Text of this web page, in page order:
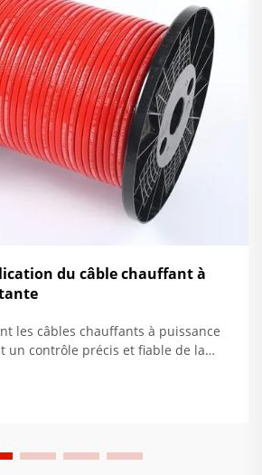
du câble chauffant à
les câbles chauffants à puissance
un contrôle précis et fiable de la
ces systèmes connaissent 92 % de